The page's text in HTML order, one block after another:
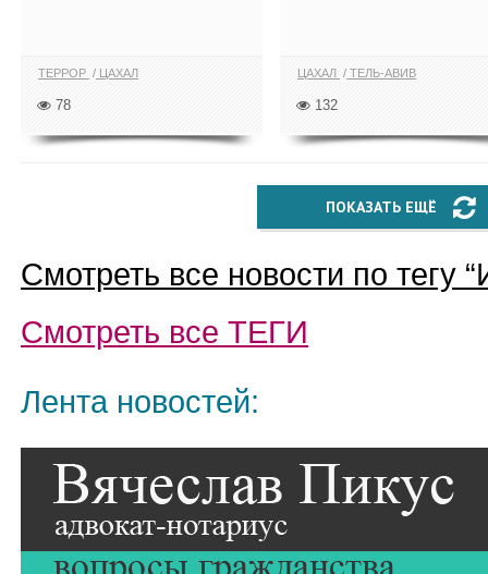
ТЕРРОР ЦАХАЛ
78
ЦАХАЛ ТЕЛЬ-АВИВ
132
ПОКАЗАТЬ ЕЩЁ
Смотреть все новости по тегу “
Смотреть все ТЕГИ
Лента новостей: